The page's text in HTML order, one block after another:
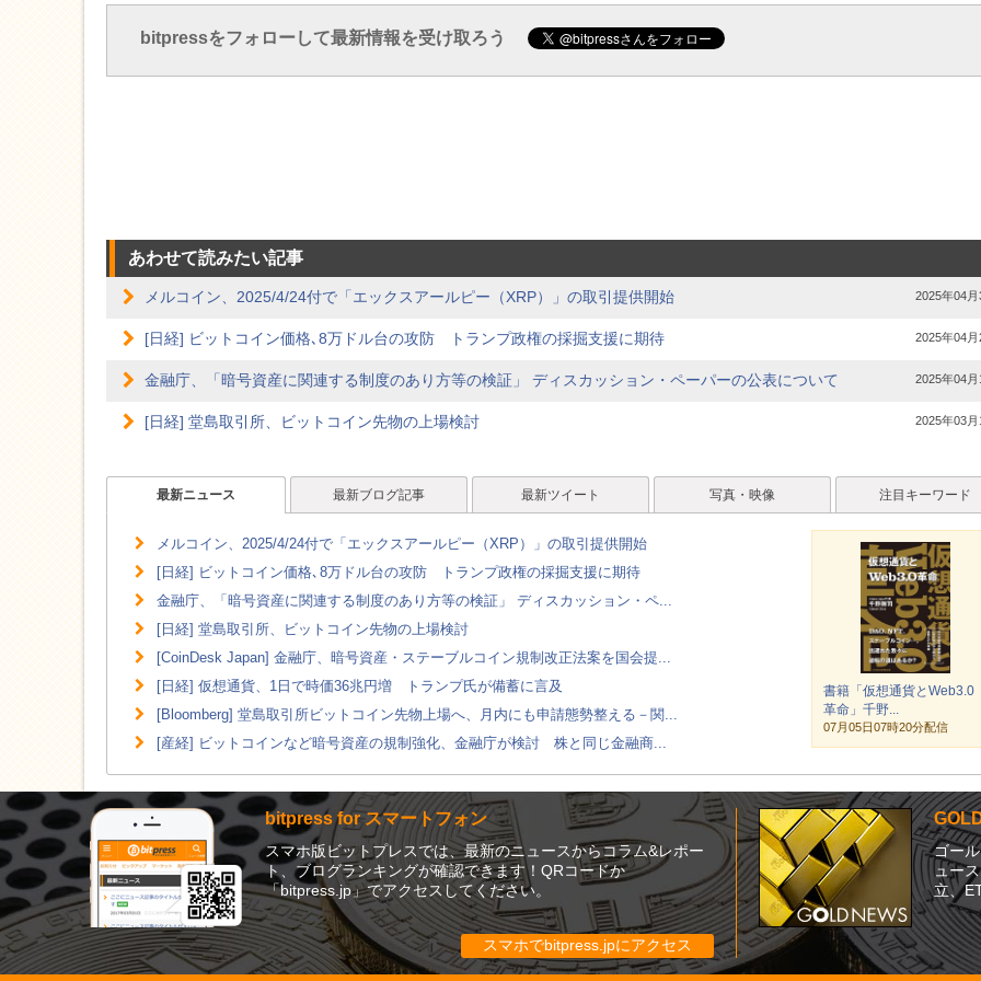
bitpressをフォローして最新情報を受け取ろう
あわせて読みたい記事
メルコイン、2025/4/24付で「エックスアールピー（XRP）」の取引提供開始 2025年04月
[日経] ビットコイン価格､8万ドル台の攻防 トランプ政権の採掘支援に期待 2025年04月
金融庁、「暗号資産に関連する制度のあり方等の検証」 ディスカッション・ペーパーの公表について 2025年04月
[日経] 堂島取引所、ビットコイン先物の上場検討 2025年03月
最新ニュース 最新ブログ記事 最新ツイート 写真・映像 注目キーワード
メルコイン、2025/4/24付で「エックスアールピー（XRP）」の取引提供開始
[日経] ビットコイン価格､8万ドル台の攻防 トランプ政権の採掘支援に期待
金融庁、「暗号資産に関連する制度のあり方等の検証」 ディスカッション・ペ...
[日経] 堂島取引所、ビットコイン先物の上場検討
[CoinDesk Japan] 金融庁、暗号資産・ステーブルコイン規制改正法案を国会提...
[日経] 仮想通貨、1日で時価36兆円増 トランプ氏が備蓄に言及
[Bloomberg] 堂島取引所ビットコイン先物上場へ、月内にも申請態勢整える－関...
[産経] ビットコインなど暗号資産の規制強化、金融庁が検討 株と同じ金融商...
書籍「仮想通貨とWeb3.0
革命」千野...
07月05日07時20分配信
bitpress for スマートフォン
スマホ版ビットプレスでは、最新のニュースからコラム&レポー
ト、ブログランキングが確認できます！QRコードか
「bitpress.jp」でアクセスしてください。
スマホでbitpress.jpにアクセス
ゴー
ュー
立、